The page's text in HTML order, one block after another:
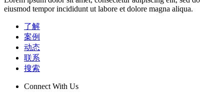
eiusmod tempor incididunt ut labore et dolore magna aliqua.
了解
案例
动态
联系
搜索
Connect With Us